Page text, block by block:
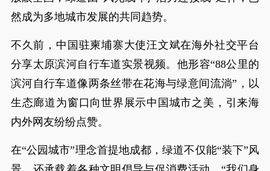
然成为多地城市发展的共同趋势。
不久前，中国驻柬埔寨大使汪文斌在海外社交平台
分享太原滨河自行车道实景视频。他形容“88公里的
滨河自行车道像两条丝带在花海与绿意间流淌”，以
生态廊道为窗口向世界展示中国城市之美，引来海
内外网友纷纷点赞。
在“公园城市”理念首提地成都，绿道不仅能“装下”风